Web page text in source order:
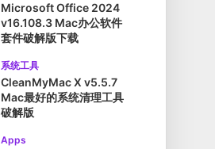
Microsoft Office 2024
v16.108.3 Mac办公软件
套件破解版下载
系统工具
CleanMyMac X v5.5.7
Mac最好的系统清理工具
破解版
Apps